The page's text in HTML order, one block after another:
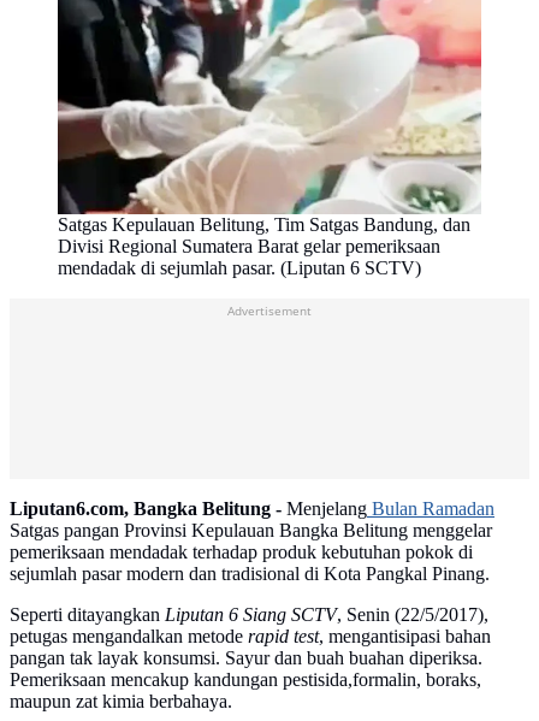
Satgas Kepulauan Belitung, Tim Satgas Bandung, dan
Divisi Regional Sumatera Barat gelar pemeriksaan
mendadak di sejumlah pasar. (Liputan 6 SCTV)
Advertisement
Liputan6.com, Bangka Belitung - Menjelang Bulan Ramadan
Satgas pangan Provinsi Kepulauan Bangka Belitung menggelar
pemeriksaan mendadak terhadap produk kebutuhan pokok di
sejumlah pasar modern dan tradisional di Kota Pangkal Pinang.
Seperti ditayangkan Liputan 6 Siang SCTV, Senin (22/5/2017),
petugas mengandalkan metode rapid test, mengantisipasi bahan
pangan tak layak konsumsi. Sayur dan buah buahan diperiksa.
Pemeriksaan mencakup kandungan pestisida,formalin, boraks,
maupun zat kimia berbahaya.